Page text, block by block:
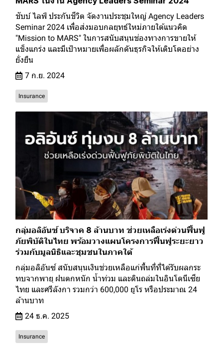
ชับบ์ ไลฟ์ ประกันชีวิต จัดงานประชุมใหญ่ Agency Leaders
Seminar 2024 เพื่อส่งมอบกลยุทธ์ใหม่ภายใต้แนวคิด
"Mission to MARS" ในการสนับสนุนช่องทางการขายให้
แข็งแกร่ง และมีเป้าหมายเพื่อผลักดันธุรกิจให้เติบโตอย่าง
ยั่งยืน
7 ก.ย. 2024
Insurance
กลุ่มอลิอันซ์ บริจาค 8 ล้านบาท ช่วยเหลือเร่งด่วนฟื้นฟู
ภัยพิบัติในไทย พร้อมวางแผนโครงการฟื้นฟูระยะยาว
ร่วมกับมูลนิธิและชุมชนในภาคใต้
กลุ่มอลิอันซ์ สนับสนุนเงินช่วยเหลือแก่พื้นที่ที่ได้รับผลกระ
ทบจากพายุ ฝนตกหนัก น้ำท่วม และดินถล่มในอินโดนีเซีย
ไทย และศรีลังกา รวมกว่า 600,000 ยูโร หรือประมาณ 24
ล้านบาท
24 ธ.ค. 2025
Insurance